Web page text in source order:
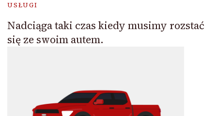
USŁUGI
Nadciąga taki czas kiedy musimy rozstać
się ze swoim autem.